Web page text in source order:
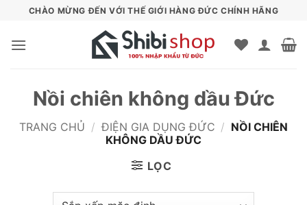
nội
CHÀO MỪNG ĐẾN VỚI THẾ GIỚI HÀNG ĐỨC CHÍNH HÃNG
Nồi chiên không dầu Đức
TRANG CHỦ / ĐIỆN GIA DỤNG ĐỨC / NỒI CHIÊN
KHÔNG DẦU ĐỨC
LỌC